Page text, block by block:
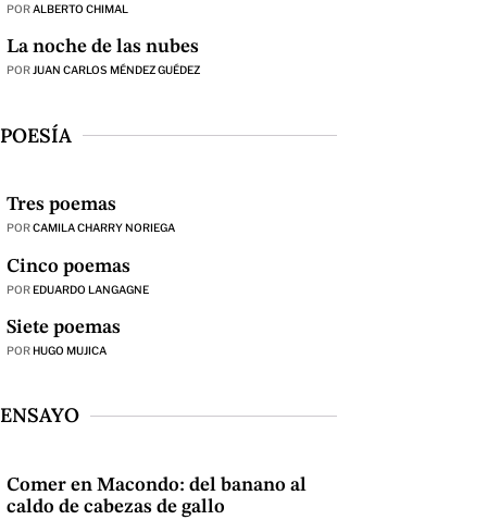
PORALBERTO CHIMAL
La noche de las nubes
POR JUAN CARLOS MÉNDEZ GUÉDEZ
POESÍA
Tres poemas
PORCAMILA CHARRY NORIEGA
Cinco poemas
POREDUARDO LANGAGNE
Siete poemas
PORHUGO MUJICA
ENSAYO
Comer en Macondo: del banano al
caldo de cabezas de gallo